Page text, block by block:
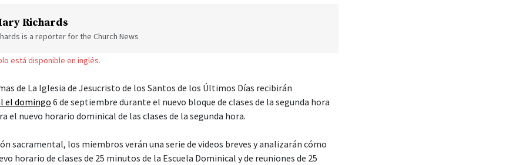
Richards
is a reporter for the Church News
está disponible en inglés.
de La Iglesia de Jesucristo de los Santos de los Últimos Días recibirán
el domingo 6 de septiembre durante el nuevo bloque de clases de la segunda hora
el nuevo horario dominical de las clases de la segunda hora.
sacramental, los miembros verán una serie de videos breves y analizarán cómo
horario de clases de 25 minutos de la Escuela Dominical y de reuniones de 25